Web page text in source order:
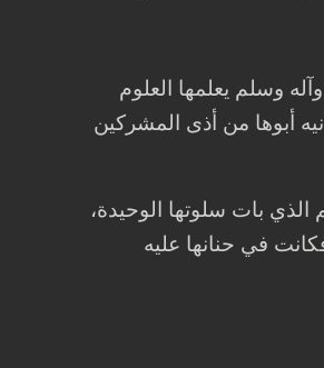
وسلم يعلمها العلوم
أبوها من أذى المشركين
بات سلوتها الوحيدة،
في حنانها عليه